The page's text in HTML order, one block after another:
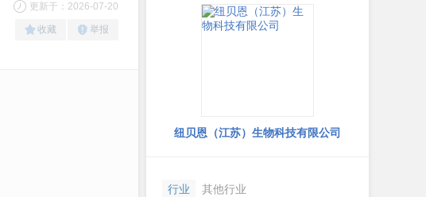
更新于：2026-07-20
收藏 举报
纽贝恩（江苏）生物科技有限公司
行业 其他行业